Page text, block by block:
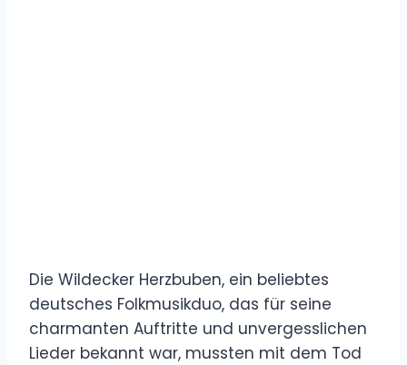
Die Wildecker Herzbuben, ein beliebtes
deutsches Folkmusikduo, das für seine
charmanten Auftritte und unvergesslichen
Lieder bekannt war, mussten mit dem Tod